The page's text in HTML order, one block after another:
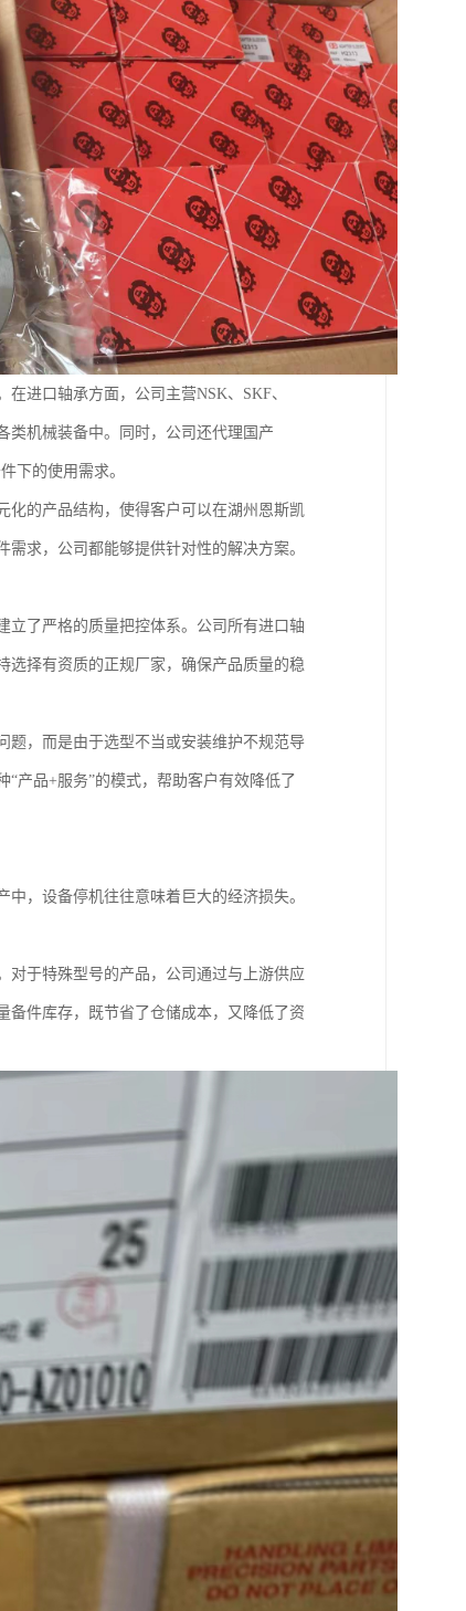
进口轴承方面，公司主营NSK、SKF、
类机械装备中。同时，公司还代理国产
下的使用需求。
化的产品结构，使得客户可以在湖州恩斯凯
求，公司都能够提供针对性的解决方案。
立了严格的质量把控体系。公司所有进口轴
选择有资质的正规厂家，确保产品质量的稳
题，而是由于选型不当或安装维护不规范导
产品+服务”的模式，帮助客户有效降低了
，设备停机往往意味着巨大的经济损失。
对于特殊型号的产品，公司通过与上游供应
备件库存，既节省了仓储成本，又降低了资